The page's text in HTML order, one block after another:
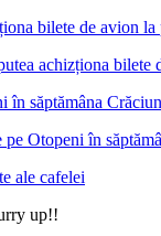
achizționa bilete
pe Otopeni în
ale cafelei
up!!